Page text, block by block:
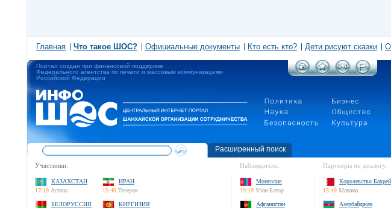
Главная Что такое ШОС? Официальные документы Кто есть кто? Дети рисуют сказки О
Портал создан при финансовой поддержке
Федерального агентства по печати и массовым коммуникациям
Российской Федерации
Расширенный поиск
Участники:
КАЗАХСТАН
17:19 Астана
ИРАН
15:49 Тегеран
БЕЛОРУССИЯ
КИРГИЗИЯ
Наблюдатели:
Монголия
19:19 Улан-Батор
Афганистан
Партнеры по диалогу:
Королевство
15:49 Манама
Азербайджан